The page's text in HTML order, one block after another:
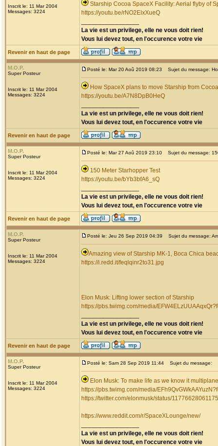
Inscrit le: 11 Mar 2004
Messages: 3224
Starship Cocoa SpaceX Facility: Aerial flyby of
https://youtu.be/rNO2ElxXueQ
La vie est un privilege, elle ne vous doit rien!
Vous lui devez tout, en l'occurence votre vie
Revenir en haut de page
M.O.P.
Super Posteur
Inscrit le: 11 Mar 2004
Messages: 3224
Posté le: Mar 20 Aoû 2019 08:23 Sujet du message:
How SpaceX plans to move Starship from
https://youtu.be/A7N8DpB0HeQ
La vie est un privilege, elle ne vous doit rien!
Vous lui devez tout, en l'occurence votre vie
Revenir en haut de page
M.O.P.
Super Posteur
Inscrit le: 11 Mar 2004
Messages: 3224
Posté le: Mar 27 Aoû 2019 23:10 Sujet du message:
150 Meter Starhopper Test
https://youtu.be/bYb3bfA6_sQ
La vie est un privilege, elle ne vous doit rien!
Vous lui devez tout, en l'occurence votre vie
Revenir en haut de page
M.O.P.
Super Posteur
Inscrit le: 11 Mar 2004
Messages: 3224
Posté le: Jeu 26 Sep 2019 04:39 Sujet du message:
Amazing view of Starship MK-1, Boca Chica
https://i.redd.it/feqlqinr2to31.jpg
Elon Musk: Lifting lower section of Starship
https://pbs.twimg.com/media/
La vie est un privilege, elle ne vous doit rien!
Vous lui devez tout, en l'occurence votre vie
Revenir en haut de page
M.O.P.
Super Posteur
Inscrit le: 11 Mar 2004
Messages: 3224
Posté le: Sam 28 Sep 2019 11:44 Sujet du message:
Elon Musk: To make life as we know it
https://pbs.twimg.com/media/
https://twitter.com/elonmusk/status/
https://www.reddit.com/r/SpaceXLounge/new/
La vie est un privilege, elle ne vous doit rien!
Vous lui devez tout, en l'occurence votre vie